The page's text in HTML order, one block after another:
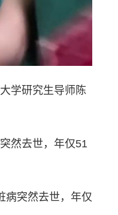
学研究生导师陈
然去世，年仅51
病突然去世，年仅